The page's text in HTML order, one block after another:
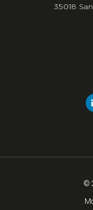
35018
©